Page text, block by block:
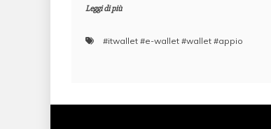
Leggi di più
#itwallet #e-wallet #wallet #appio